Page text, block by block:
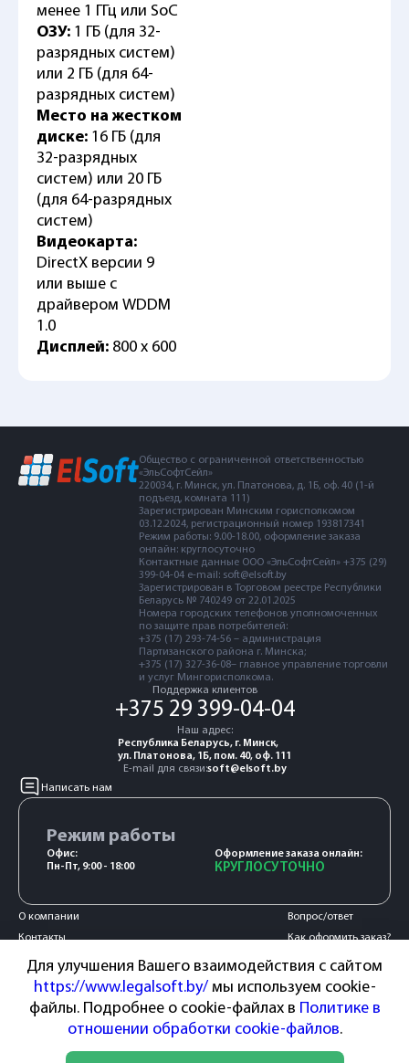
менее 1 ГГц или SoC
ОЗУ: 1 ГБ (для 32-
разрядных систем)
или 2 ГБ (для 64-
разрядных систем)
Место на жестком
диске: 16 ГБ (для
32-разрядных
систем) или 20 ГБ
(для 64-разрядных
систем)
Видеокарта:
DirectX версии 9
или выше с
драйвером WDDM
1.0
Дисплей: 800 x 600
Для улучшения Вашего взаимодействия с сайтом
https://www.legalsoft.by/мы используем cookie-
файлы. Подробнее о cookie-файлах в Политике в
отношении обработки cookie-файлов.
Общество с ограниченной ответственностью
«ЭльСофтСейл»
220034, г. Минск, ул. Платонова, д. 1Б, оф. 40 (1-й
подъезд, комната 111)
Зарегистрирован Минским горисполкомом
03.12.2024, регистрационный номер 193817341
Режим работы: 9.00-18.00, оформление заказа
онлайн: круглосуточно
Контактные данные ООО «ЭльСофтСейл» +375 (29)
399-04-04 e-mail: soft@elsoft.by
Зарегистрирован в Торговом реестре Республики
Беларусь № 740249 от 22.01.2025
Номера городских телефонов уполномоченных
по защите прав потребителей:
+375 (17) 293-74-56 – администрация
Партизанского района г. Минска;
+375 (17) 327-36-08– главное управление торговли
и услуг Мингорисполкома.
Поддержка клиентов
+375 29 399-04-04
Наш адрес:
Республика Беларусь, г. Минск,
ул. Платонова, 1Б, пом. 40, оф. 111
E-mail для связи:soft@elsoft.by
Написать нам
Режим работы
Офис:
Пн-Пт, 9:00 - 18:00
Оформление заказа онлайн:
КРУГЛОСУТОЧНО
О компании
Контакты
Акции и новости
Сотрудничество
Пользовательское
Вопрос/ответ
Как оформить заказ?
Оплата и доставка
Гарантия и возврат
Способы оплаты: